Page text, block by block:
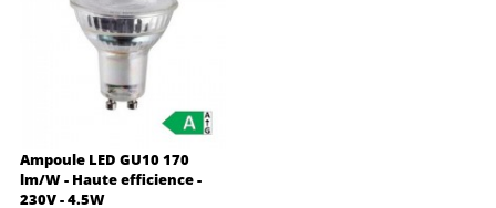
Ampoule LED GU10 170
lm/W - Haute efficience -
230V - 4.5W